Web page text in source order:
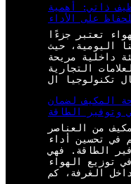
ذاتي: أهمية
على الأداء
تعتبر جزءًا
اليومية، حيث
داخلية مريحة
التجارية
المكيف لضمان
وتوفير الطاقة
من العناصر
في تحسين أداء
الطاقة. فهي
توزيع الهواء